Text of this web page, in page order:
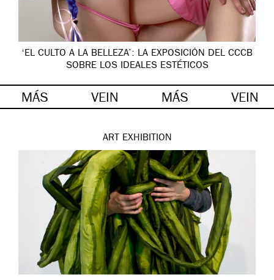
‘EL CULTO A LA BELLEZA’: LA EXPOSICIÓN DEL CCCB
SOBRE LOS IDEALES ESTÉTICOS
MÁS VEIN MÁS VEIN
ART EXHIBITION